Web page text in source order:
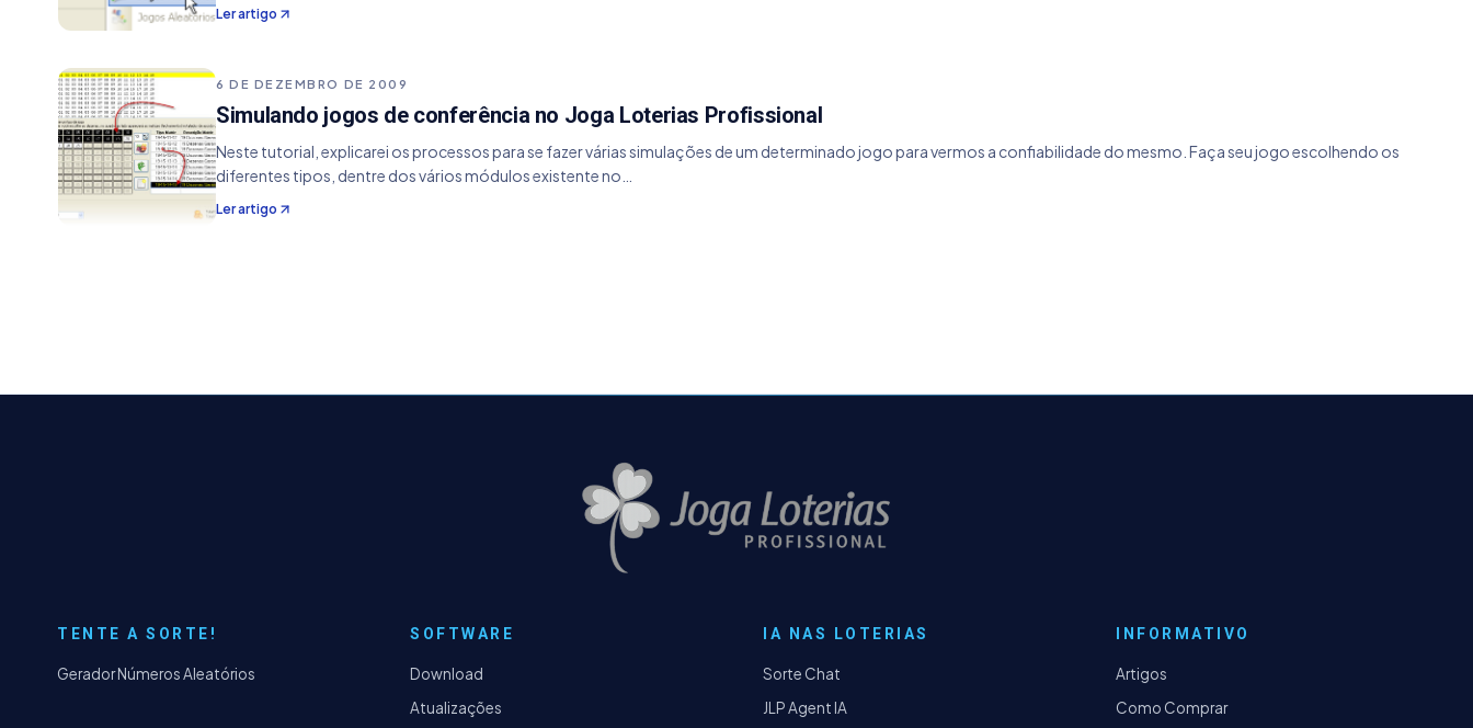
Ler artigo
6 DE DEZEMBRO DE 2009
Simulando jogos de conferência no Joga Loterias Profissional
Neste tutorial, explicarei os processos para se fazer várias simulações de um determinado jogo para vermos a confiabilidade do mesmo. Faça seu jogo escolhendo os
diferentes tipos, dentre dos vários módulos existente no…
Ler artigo
TENTE A SORTE!
Gerador Números Aleatórios
SOFTWARE
Download
Atualizações
IA NAS LOTERIAS
Sorte Chat
JLP Agent IA
INFORMATIVO
Artigos
Como Comprar